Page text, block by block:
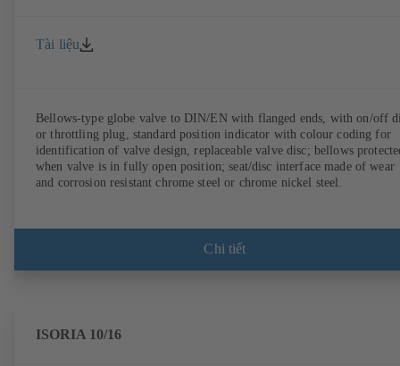
Tài liệu
Bellows-type globe valve to DIN/EN with flanged ends, with on/off
or throttling plug, standard position indicator with colour coding for
identification of valve design, replaceable valve disc; bellows
when valve is in fully open position; seat/disc interface made of wear
and corrosion resistant chrome steel or chrome nickel steel.
Chi tiết
ISORIA 10/16